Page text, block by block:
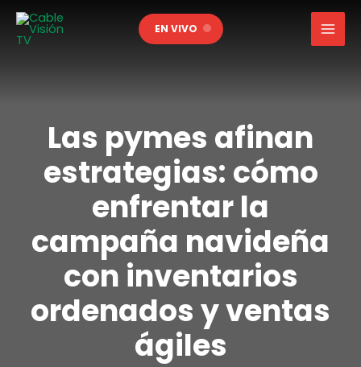
EN VIVO
Las pymes afinan
estrategias: cómo
enfrentar la
campaña navideña
con inventarios
ordenados y ventas
ágiles